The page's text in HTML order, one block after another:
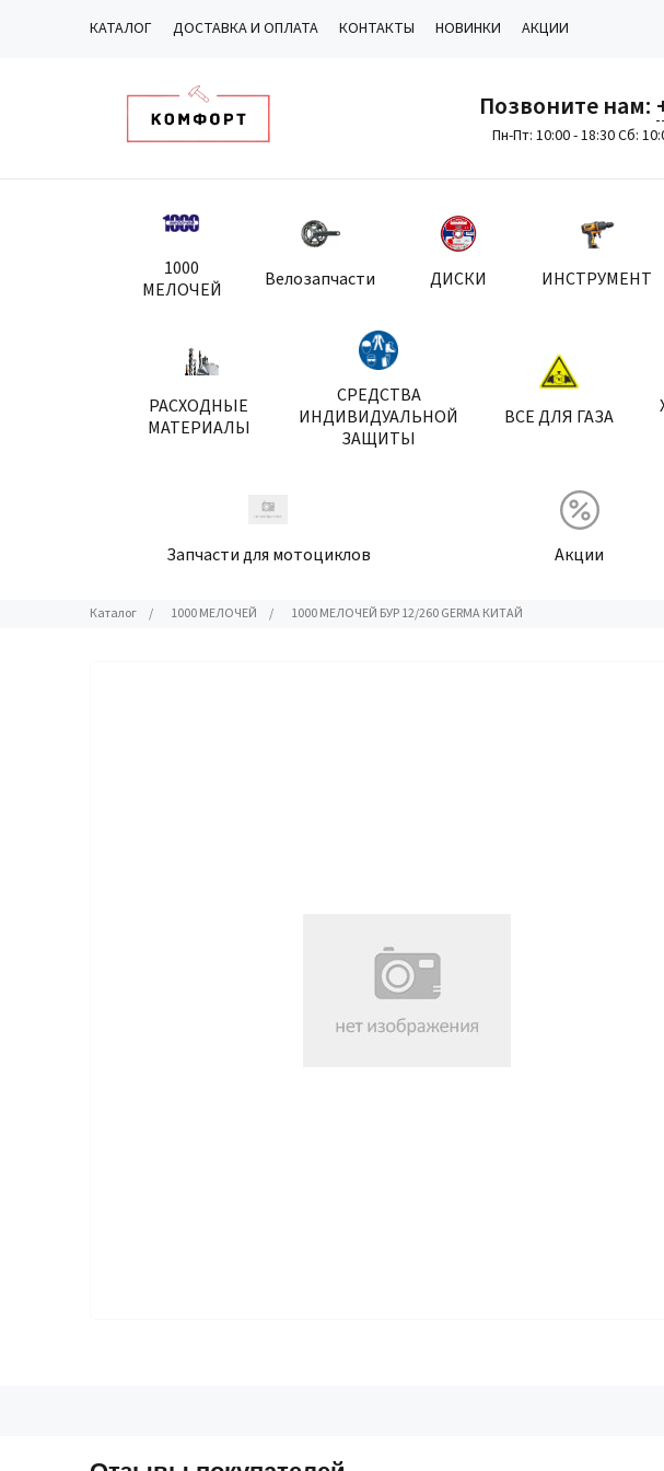
КАТАЛОГ ДОСТАВКА И ОПЛАТА КОНТАКТЫ НОВИНКИ АКЦИИ
Позвоните нам:
Пн-Пт: 10:00 - 18:30 Сб:
1000
МЕЛОЧЕЙ
Велозапчасти ДИСКИ ИНСТРУМЕНТ
РАСХОДНЫЕ
МАТЕРИАЛЫ
СРЕДСТВА
ИНДИВИДУАЛЬНОЙ
ЗАЩИТЫ
ВСЕ ДЛЯ ГАЗА
Запчасти для мотоциклов Акции
Каталог / 1000 МЕЛОЧЕЙ / 1000 МЕЛОЧЕЙ БУР 12/260 GERMA КИТАЙ